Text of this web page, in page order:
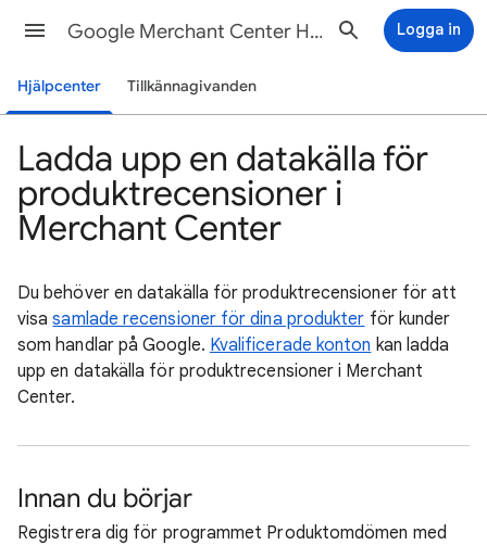
Google Merchant Center Hjälp Logga in
Hjälpcenter Tillkännagivanden
Ladda upp en datakälla för
produktrecensioner i
Merchant Center
Du behöver en datakälla för produktrecensioner för att
visasamlade recensioner för dina produkter för kunder
som handlar på Google. Kvalificerade konton kan ladda
upp en datakälla för produktrecensioner i Merchant
Center.
Innan du börjar
Registrera dig för programmet Produktomdömen med